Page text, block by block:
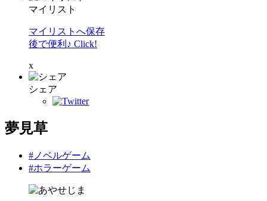
マイリスト
マイリストへ保存
後で便利♪ Click!
x
シェア
夢見草
#ノベルゲーム
#ホラーゲーム